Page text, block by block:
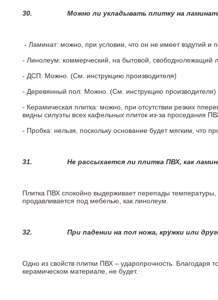
30. Можно ли укладывать плитку на
- Ламинат: можно, при условии, что он не имеет вздутий
- Линолеум: коммерческий, на бытовой, свободнолежащий
- ДСП: Можно. (См. инструкцию производителя)
- Деревянный пол: Можно. (См. инструкцию производителя)
- Керамическая плитка: можно, при отсутствии резких
видны силуэты всех кафельных плиток из-за проседания
- Пробка: нельзя, поскольку основание будет мягким, что
31. Не рассыхается ли плитка ПВХ, как
Плитка ПВХ спокойно выдерживает перепады температуры,
продавливается под мебелью, как линолеум.
32. При падении на пол ножа, кружки или
Одно из свойств плитки ПВХ – ударопрочность. Благодаря
керамическом материале, не будет.